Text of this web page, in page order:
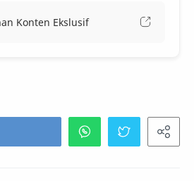
Konten Ekslusif